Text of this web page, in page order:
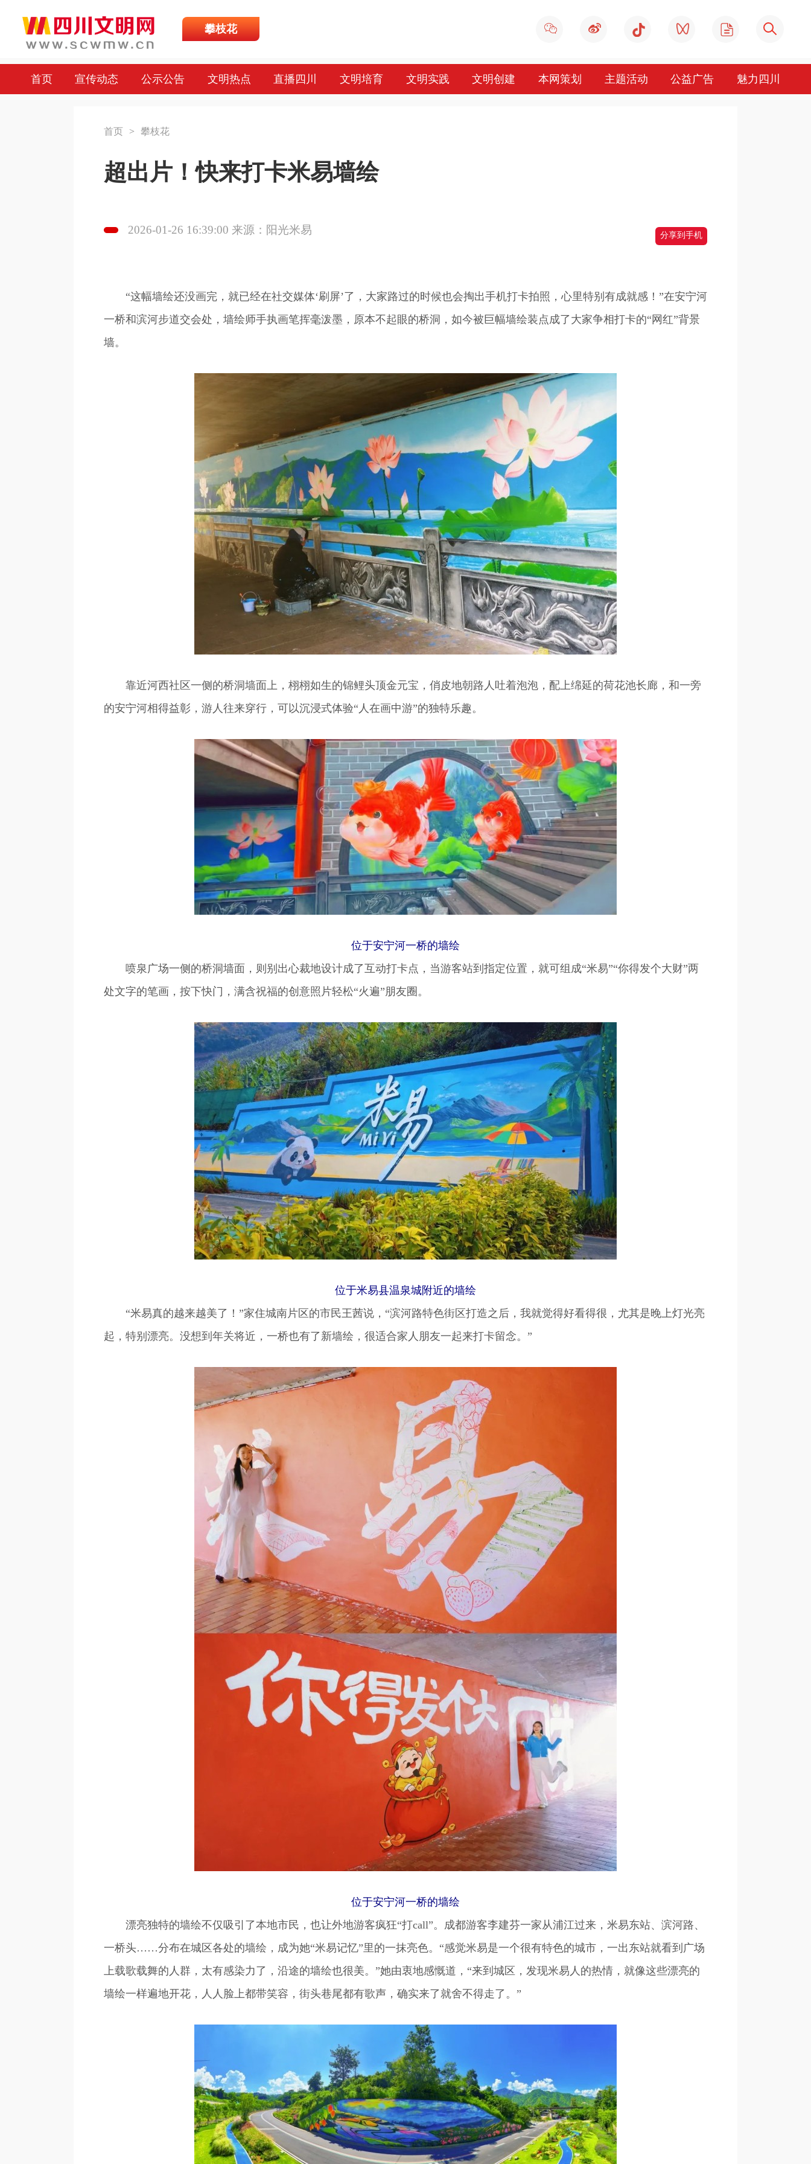
攀枝花
首页 宣传动态 公示公告 文明热点 直播四川 文明培育 文明实践 文明创建 本网策划 主题活动 公益广告 魅力四川
首页 > 攀枝花
超出片！快来打卡米易墙绘
2026-01-26 16:39:00 来源：阳光米易 分享到手机
“这幅墙绘还没画完，就已经在社交媒体‘刷屏’了，大家路过的时候也会掏出手机打卡拍照，心里特别有成就感！”在安宁河
一桥和滨河步道交会处，墙绘师手执画笔挥毫泼墨，原本不起眼的桥洞，如今被巨幅墙绘装点成了大家争相打卡的“网红”背景
墙。
靠近河西社区一侧的桥洞墙面上，栩栩如生的锦鲤头顶金元宝，俏皮地朝路人吐着泡泡，配上绵延的荷花池长廊，和一旁
的安宁河相得益彰，游人往来穿行，可以沉浸式体验“人在画中游”的独特乐趣。
位于安宁河一桥的墙绘
喷泉广场一侧的桥洞墙面，则别出心裁地设计成了互动打卡点，当游客站到指定位置，就可组成“米易”“你得发个大财”两
处文字的笔画，按下快门，满含祝福的创意照片轻松“火遍”朋友圈。
位于米易县温泉城附近的墙绘
“米易真的越来越美了！”家住城南片区的市民王茜说，“滨河路特色街区打造之后，我就觉得好看得很，尤其是晚上灯光亮
起，特别漂亮。没想到年关将近，一桥也有了新墙绘，很适合家人朋友一起来打卡留念。”
位于安宁河一桥的墙绘
漂亮独特的墙绘不仅吸引了本地市民，也让外地游客疯狂“打call”。成都游客李建芬一家从浦江过来，米易东站、滨河路、
一桥头……分布在城区各处的墙绘，成为她“米易记忆”里的一抹亮色。“感觉米易是一个很有特色的城市，一出东站就看到广场
上载歌载舞的人群，太有感染力了，沿途的墙绘也很美。”她由衷地感慨道，“来到城区，发现米易人的热情，就像这些漂亮的
墙绘一样遍地开花，人人脸上都带笑容，街头巷尾都有歌声，确实来了就舍不得走了。”